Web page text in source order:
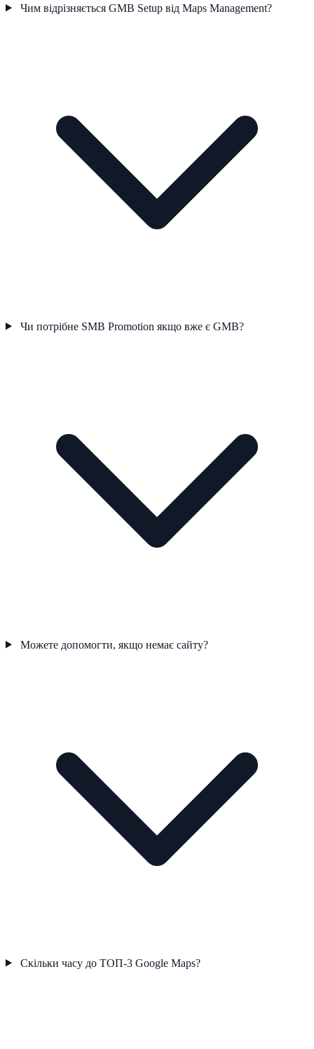
Чим відрізняється GMB Setup від Maps Management?
Чи потрібне SMB Promotion якщо вже є GMB?
Можете допомогти, якщо немає сайту?
Скільки часу до ТОП-3 Google Maps?